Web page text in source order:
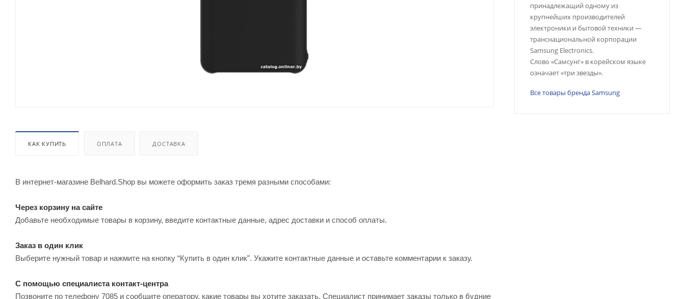
КАК КУПИТЬ ОПЛАТА ДОСТАВКА
В интернет-магазине Belhard.Shop вы можете оформить заказ тремя разными способами:
Через корзину на сайте
Добавьте необходимые товары в корзину, введите контактные данные, адрес доставки и способ оплаты.
Заказ в один клик
Выберите нужный товар и нажмите на кнопку “Купить в один клик”. Укажите контактные данные и оставьте комментарии к заказу.
С помощью специалиста контакт-центра
Позвоните по телефону 7085 и сообщите оператору, какие товары вы хотите заказать. Специалист принимает заказы только в будние
принадлежащий одному из
крупнейших производителей
электроники и бытовой техники —
транснациональной корпорации
Samsung Electronics.
Слово «Самсунг» в корейском языке
означает «три звезды».
Все товары бренда Samsung